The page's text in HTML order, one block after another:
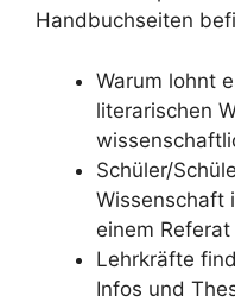
Handbuchseiten
Warum lohnt
literarischen
Schüler/
Wissenschaft
einem
Lehrkräfte
Infos und